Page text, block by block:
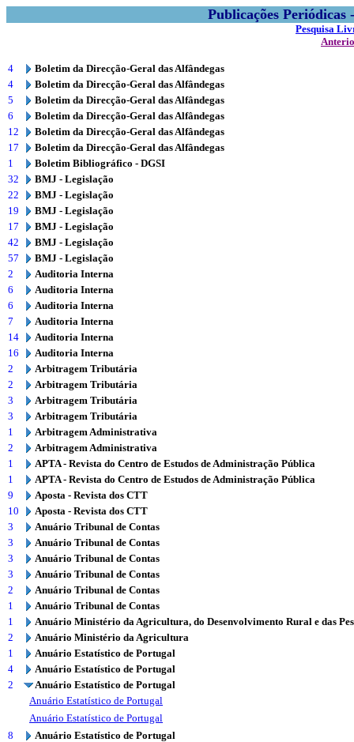
Publicações
Pesquisa
4
Boletim da Direcção-Geral das Alfândegas
4
Boletim da Direcção-Geral das Alfândegas
5
Boletim da Direcção-Geral das Alfândegas
6
Boletim da Direcção-Geral das Alfândegas
12
Boletim da Direcção-Geral das Alfândegas
17
Boletim da Direcção-Geral das Alfândegas
1
Boletim Bibliográfico - DGSI
32
BMJ - Legislação
22
BMJ - Legislação
19
BMJ - Legislação
17
BMJ - Legislação
42
BMJ - Legislação
57
BMJ - Legislação
2
Auditoria Interna
6
Auditoria Interna
6
Auditoria Interna
7
Auditoria Interna
14
Auditoria Interna
16
Auditoria Interna
2
Arbitragem Tributária
2
Arbitragem Tributária
3
Arbitragem Tributária
3
Arbitragem Tributária
1
Arbitragem Administrativa
2
Arbitragem Administrativa
1
APTA - Revista do Centro de Estudos de Administração Pública
1
APTA - Revista do Centro de Estudos de Administração Pública
9
Aposta - Revista dos CTT
10
Aposta - Revista dos CTT
3
Anuário Tribunal de Contas
3
Anuário Tribunal de Contas
3
Anuário Tribunal de Contas
3
Anuário Tribunal de Contas
2
Anuário Tribunal de Contas
1
Anuário Tribunal de Contas
1
Anuário Ministério da Agricultura, do Desenvolvimento Rural e das
2
Anuário Ministério da Agricultura
1
Anuário Estatístico de Portugal
4
Anuário Estatístico de Portugal
2
Anuário Estatístico de Portugal
Anuário Estatístico de Portugal
Anuário Estatístico de Portugal
8
Anuário Estatístico de Portugal